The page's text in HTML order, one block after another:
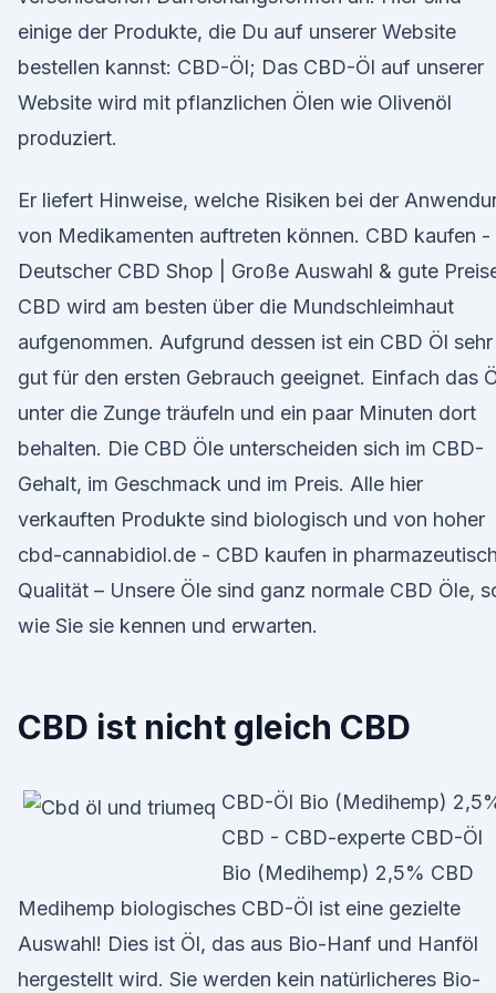
einige der Produkte, die Du auf unserer Website
bestellen kannst: CBD-Öl; Das CBD-Öl auf unserer
Website wird mit pflanzlichen Ölen wie Olivenöl
produziert.
Er liefert Hinweise, welche Risiken bei der
von Medikamenten auftreten können. CBD kaufen -
Deutscher CBD Shop | Große Auswahl & gute
CBD wird am besten über die Mundschleimhaut
aufgenommen. Aufgrund dessen ist ein CBD Öl sehr
gut für den ersten Gebrauch geeignet. Einfach das
unter die Zunge träufeln und ein paar Minuten dort
behalten. Die CBD Öle unterscheiden sich im CBD-
Gehalt, im Geschmack und im Preis. Alle hier
verkauften Produkte sind biologisch und von hoher
cbd-cannabidiol.de - CBD kaufen in
Qualität – Unsere Öle sind ganz normale CBD Öle,
wie Sie sie kennen und erwarten.
CBD ist nicht gleich CBD
CBD-Öl Bio (Medihemp)
CBD - CBD-experte CBD-Öl
Bio (Medihemp) 2,5% CBD
Medihemp biologisches CBD-Öl ist eine gezielte
Auswahl! Dies ist Öl, das aus Bio-Hanf und Hanföl
hergestellt wird. Sie werden kein natürlicheres Bio-